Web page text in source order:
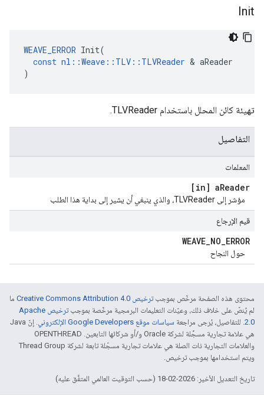
Init
WEAVE_ERROR Init(
const nl ::Weave :: TLV :: TLVReader & aReader
)
تهيئة كائن المحلل باستخدام TLVReader.
التفاصيل
المعلمات
[in] aReader
مؤشر إلى TLVReader، والذي ينبغي أن يشير إلى بداية هذا الطلب
قيم الإرجاع
WEAVE_NO_ERROR
حول النجاح
محتوى هذه الصفحة مرخّص بموجبترخيص Creative Commons Attribution 4.0‏
ما
لم يُنصّ على خلاف ذلك، وعيّنات التعليمات البرمجية مرخّصة بموجب
ترخيص Apache
2.0‏. للتفاصيل، يُرجى مراجعة سياسات موقع Google Developers الإلكتروني
. إنّ Java
هي علامة تجارية مسجَّلة لشركة Oracle و/أو شركائها التابعين. ‫OPENTHREAD
والعلامات التجارية ذات الصلة هي علامات تجارية مسجّلة تابعة لشركة Thread Group
ويتم استخدامها بموجب ترخيص.
تاريخ التعديل الأخير: 2026-02-18 (حسب التوقيت العالمي المتفَّق عليه)